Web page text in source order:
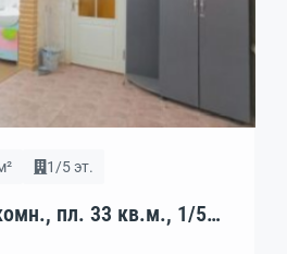
1/5 эт.
пл. 33 кв.м., 1/5